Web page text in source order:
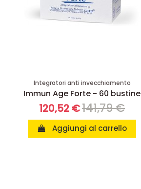
Integratori anti invecchiamento
Immun Age Forte - 60 bustine
120,52 €141,79 €
Aggiungi al carrello